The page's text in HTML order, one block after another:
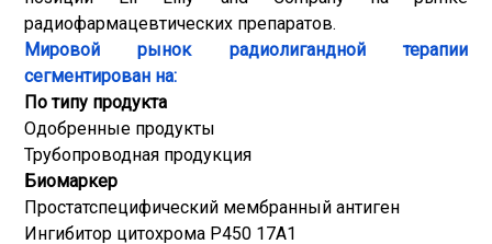
радиофармацевтических препаратов.
Мировой рынок радиолигандной терапии
сегментирован на:
По типу продукта
Одобренные продукты
Трубопроводная продукция
Биомаркер
Простатспецифический мембранный антиген
Ингибитор цитохрома P450 17A1